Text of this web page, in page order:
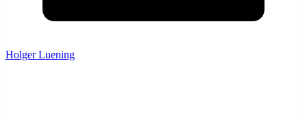
Holger Luening